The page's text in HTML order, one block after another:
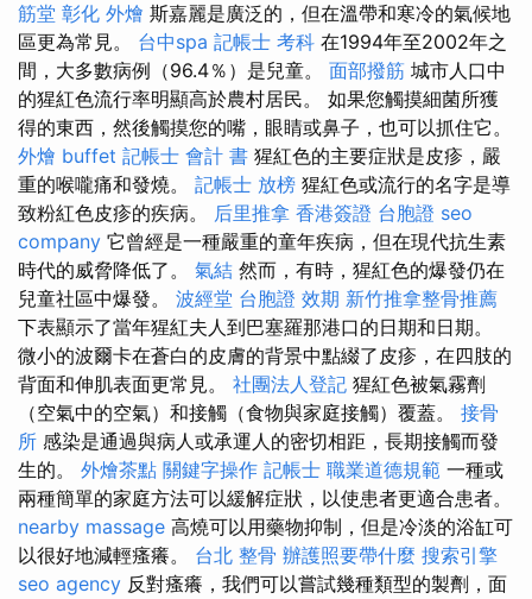
筋堂 彰化 外燴 斯嘉麗是廣泛的，但在溫帶和寒冷的氣候地
區更為常見。 台中spa 記帳士 考科 在1994年至2002年之
間，大多數病例（96.4％）是兒童。 面部撥筋 城市人口中
的猩紅色流行率明顯高於農村居民。 如果您觸摸細菌所獲
得的東西，然後觸摸您的嘴，眼睛或鼻子，也可以抓住它。
外燴 buffet 記帳士 會計 書 猩紅色的主要症狀是皮疹，嚴
重的喉嚨痛和發燒。 記帳士 放榜 猩紅色或流行的名字是導
致粉紅色皮疹的疾病。 后里推拿 香港簽證 台胞證 seo
company 它曾經是一種嚴重的童年疾病，但在現代抗生素
時代的威脅降低了。 氣結 然而，有時，猩紅色的爆發仍在
兒童社區中爆發。 波經堂 台胞證 效期 新竹推拿整骨推薦
下表顯示了當年猩紅夫人到巴塞羅那港口的日期和日期。
微小的波爾卡在蒼白的皮膚的背景中點綴了皮疹，在四肢的
背面和伸肌表面更常見。 社團法人登記 猩紅色被氣霧劑
（空氣中的空氣）和接觸（食物與家庭接觸）覆蓋。 接骨
所 感染是通過與病人或承運人的密切相距，長期接觸而發
生的。 外燴茶點 關鍵字操作 記帳士 職業道德規範 一種或
兩種簡單的家庭方法可以緩解症狀，以使患者更適合患者。
nearby massage 高燒可以用藥物抑制，但是冷淡的浴缸可
以很好地減輕瘙癢。 台北 整骨 辦護照要帶什麼 搜索引擎
seo agency 反對瘙癢，我們可以嘗試幾種類型的製劑，面